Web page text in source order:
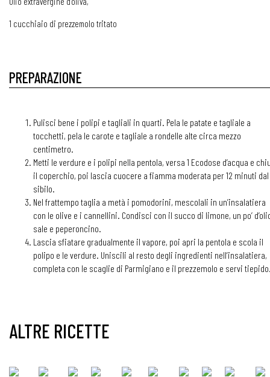
1 cucchiaio di prezzemolo tritato
PREPARAZIONE
Pulisci bene i polipi e tagliali in quarti. Pela le patate e tagliale a
tocchetti, pela le carote e tagliale a rondelle alte circa mezzo
centimetro.
Metti le verdure e i polipi nella pentola, versa 1 Ecodose d’acqua e
il coperchio, poi lascia cuocere a fiamma moderata per 12 minuti dal
sibilo.
Nel frattempo taglia a metà i pomodorini, mescolali in un’insalatiera
con le olive e i cannellini. Condisci con il succo di limone, un po’
sale e peperoncino.
Lascia sfiatare gradualmente il vapore, poi apri la pentola e scola il
polipo e le verdure. Uniscili al resto degli ingredienti nell’insalatiera,
completa con le scaglie di Parmigiano e il prezzemolo e servi
ALTRE RICETTE